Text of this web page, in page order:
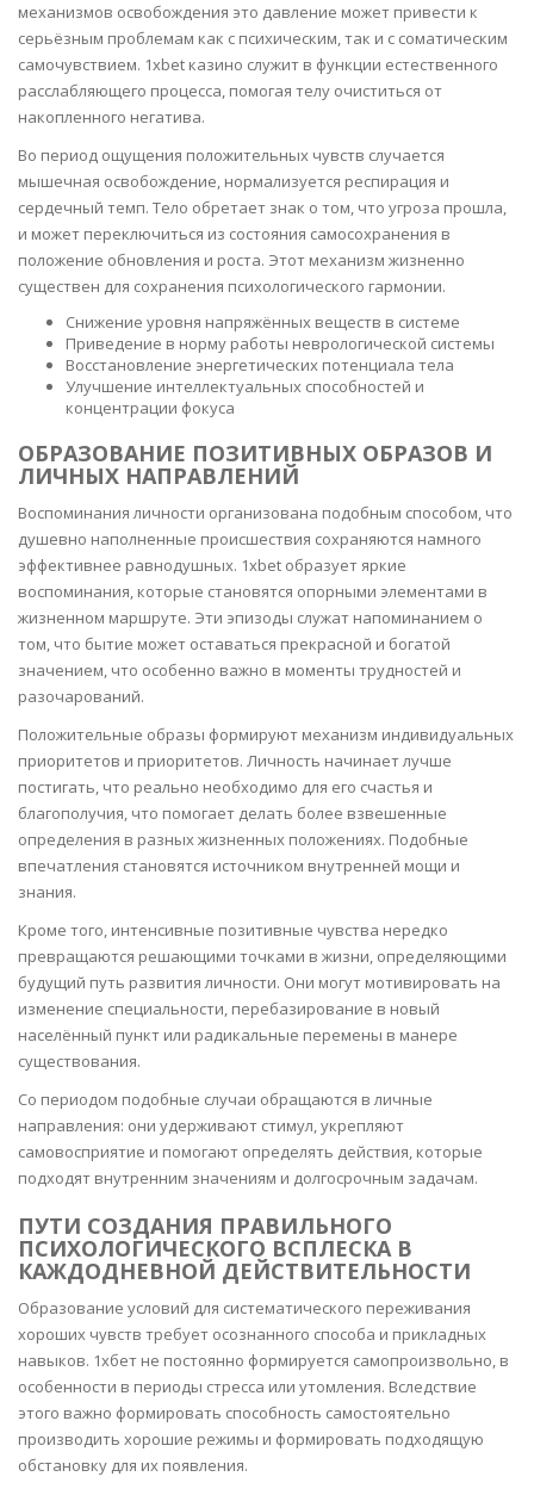
механизмов освобождения это давление может привести к
серьёзным проблемам как с психическим, так и с соматическим
самочувствием. 1xbet казино служит в функции естественного
расслабляющего процесса, помогая телу очиститься от
накопленного негатива.
Во период ощущения положительных чувств случается
мышечная освобождение, нормализуется респирация и
сердечный темп. Тело обретает знак о том, что угроза прошла,
и может переключиться из состояния самосохранения в
положение обновления и роста. Этот механизм жизненно
существен для сохранения психологического гармонии.
Снижение уровня напряжённых веществ в системе
Приведение в норму работы неврологической системы
Восстановление энергетических потенциала тела
Улучшение интеллектуальных способностей и
концентрации фокуса
ОБРАЗОВАНИЕ ПОЗИТИВНЫХ ОБРАЗОВ И
ЛИЧНЫХ НАПРАВЛЕНИЙ
Воспоминания личности организована подобным способом, что
душевно наполненные происшествия сохраняются намного
эффективнее равнодушных. 1xbet образует яркие
воспоминания, которые становятся опорными элементами в
жизненном маршруте. Эти эпизоды служат напоминанием о
том, что бытие может оставаться прекрасной и богатой
значением, что особенно важно в моменты трудностей и
разочарований.
Положительные образы формируют механизм индивидуальных
приоритетов и приоритетов. Личность начинает лучше
постигать, что реально необходимо для его счастья и
благополучия, что помогает делать более взвешенные
определения в разных жизненных положениях. Подобные
впечатления становятся источником внутренней мощи и
знания.
Кроме того, интенсивные позитивные чувства нередко
превращаются решающими точками в жизни, определяющими
будущий путь развития личности. Они могут мотивировать на
изменение специальности, перебазирование в новый
населённый пункт или радикальные перемены в манере
существования.
Со периодом подобные случаи обращаются в личные
направления: они удерживают стимул, укрепляют
самовосприятие и помогают определять действия, которые
подходят внутренним значениям и долгосрочным задачам.
ПУТИ СОЗДАНИЯ ПРАВИЛЬНОГО
ПСИХОЛОГИЧЕСКОГО ВСПЛЕСКА В
КАЖДОДНЕВНОЙ ДЕЙСТВИТЕЛЬНОСТИ
Образование условий для систематического переживания
хороших чувств требует осознанного способа и прикладных
навыков. 1хбет не постоянно формируется самопроизвольно, в
особенности в периоды стресса или утомления. Вследствие
этого важно формировать способность самостоятельно
производить хорошие режимы и формировать подходящую
обстановку для их появления.